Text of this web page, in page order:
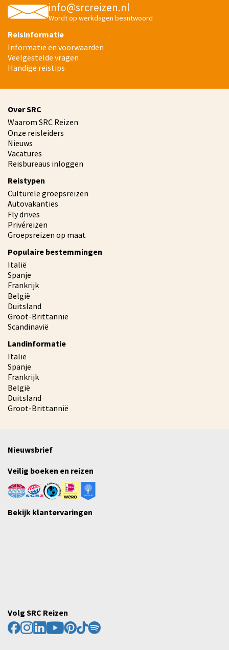
info@srcreizen.nl
Wordt op werkdagen beantwoord
Reisinformatie
Informatie en voorwaarden
Veelgestelde vragen
Handige reistips
Over SRC
Waarom SRC Reizen
Onze reisleiders
Nieuws
Vacatures
Reisbureaus inloggen
Reistypen
Culturele groepsreizen
Autovakanties
Fly drives
Privéreizen
Groepsreizen op maat
Populaire bestemmingen
Italië
Spanje
Frankrijk
België
Duitsland
Groot-Brittannië
Scandinavië
Landinformatie
Italië
Spanje
Frankrijk
België
Duitsland
Groot-Brittannië
Nieuwsbrief
Veilig boeken en reizen
Bekijk klantervaringen
Volg SRC Reizen